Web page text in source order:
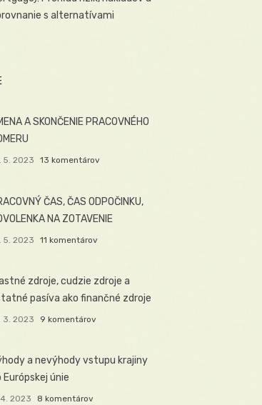
s alternatívami
A SKONČENIE PRACOVNÉHO
5. 2023 13 komentárov
ČAS, ČAS ODPOČINKU,
NA ZOTAVENIE
5. 2023 11 komentárov
zdroje, cudzie zdroje a
pasíva ako finančné zdroje
3. 2023 9 komentárov
a nevýhody vstupu krajiny
Európskej únie
2023 8 komentárov